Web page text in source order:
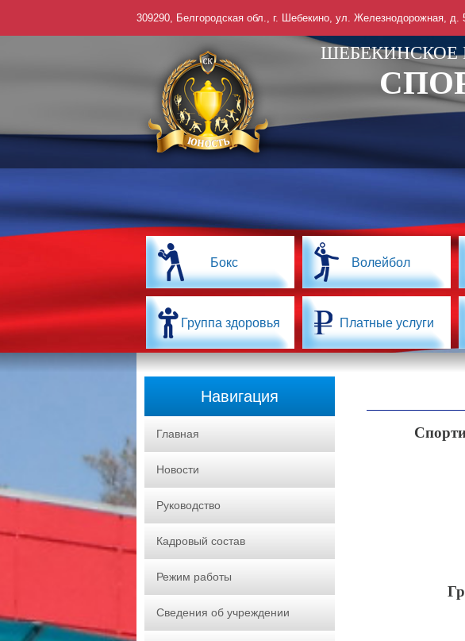
309290, Белгородская обл., г. Шебекино, ул. Железнодорожная, д.
Бокс Волейбол
Группа здоровья Платные услуги
Навигация
Главная
Новости
Руководство
Кадровый состав
Режим работы
Сведения об учреждении